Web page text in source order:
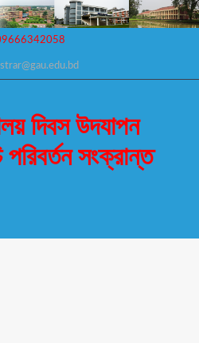
দিবস উদযাপন
পরিবর্তন সংক্রান্ত